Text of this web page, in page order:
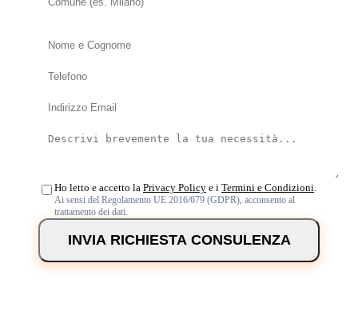
Ho letto e accetto la Privacy Policy e i Termini e Condizioni.
Ai sensi del Regolamento UE 2016/679 (GDPR), acconsento al
trattamento dei dati.
INVIA RICHIESTA CONSULENZA